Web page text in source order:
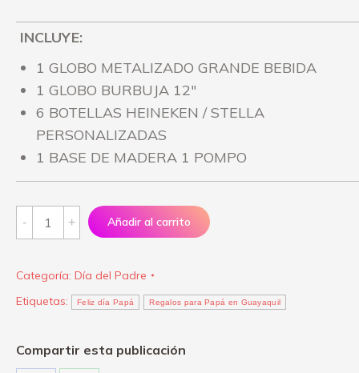
INCLUYE:
1 GLOBO METALIZADO GRANDE BEBIDA
1 GLOBO BURBUJA 12″
6 BOTELLAS HEINEKEN / STELLA
PERSONALIZADAS
1 BASE DE MADERA 1 POMPO
Feliz
día
"Cervezas
para
quantity
Añadir al carrito
Categoría: Día del Padre
Etiquetas:
Feliz día Papá Regalos para Papá en Guayaquil
Compartir esta publicación